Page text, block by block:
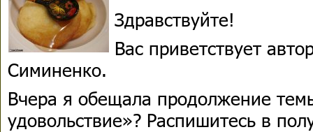
Здравствуйте!
Вас приветствует
Симиненко.
Вчера я обещала продолжение
удовольствие»? Распишитесь в